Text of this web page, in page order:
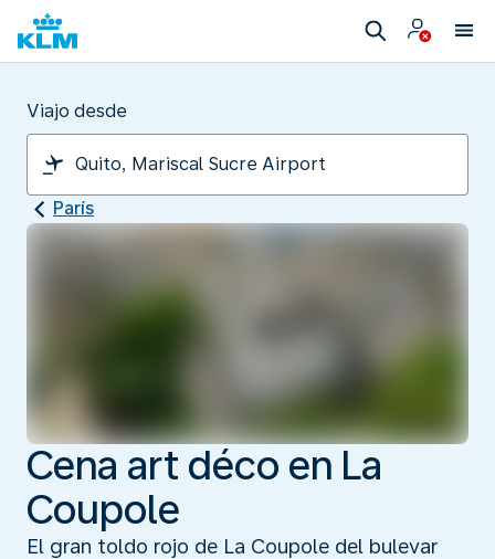
Viajo desde
París
Cena art déco en La
Coupole
El gran toldo rojo de La Coupole del bulevar